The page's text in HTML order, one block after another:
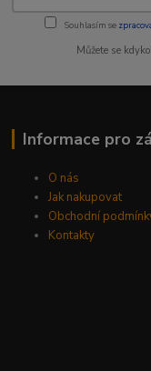
Souhlasím se
Můžete se
Informace pro
O nás
Jak nakupovat
Obchodní
Kontakty